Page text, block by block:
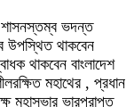
শাসনস্তম্ব ভদন্ত
উপস্থিত থাকবেন
থাকবেন বাংলাদেশ
মহাথের , প্রধান
মহাসভার ভারপ্রাপ্ত